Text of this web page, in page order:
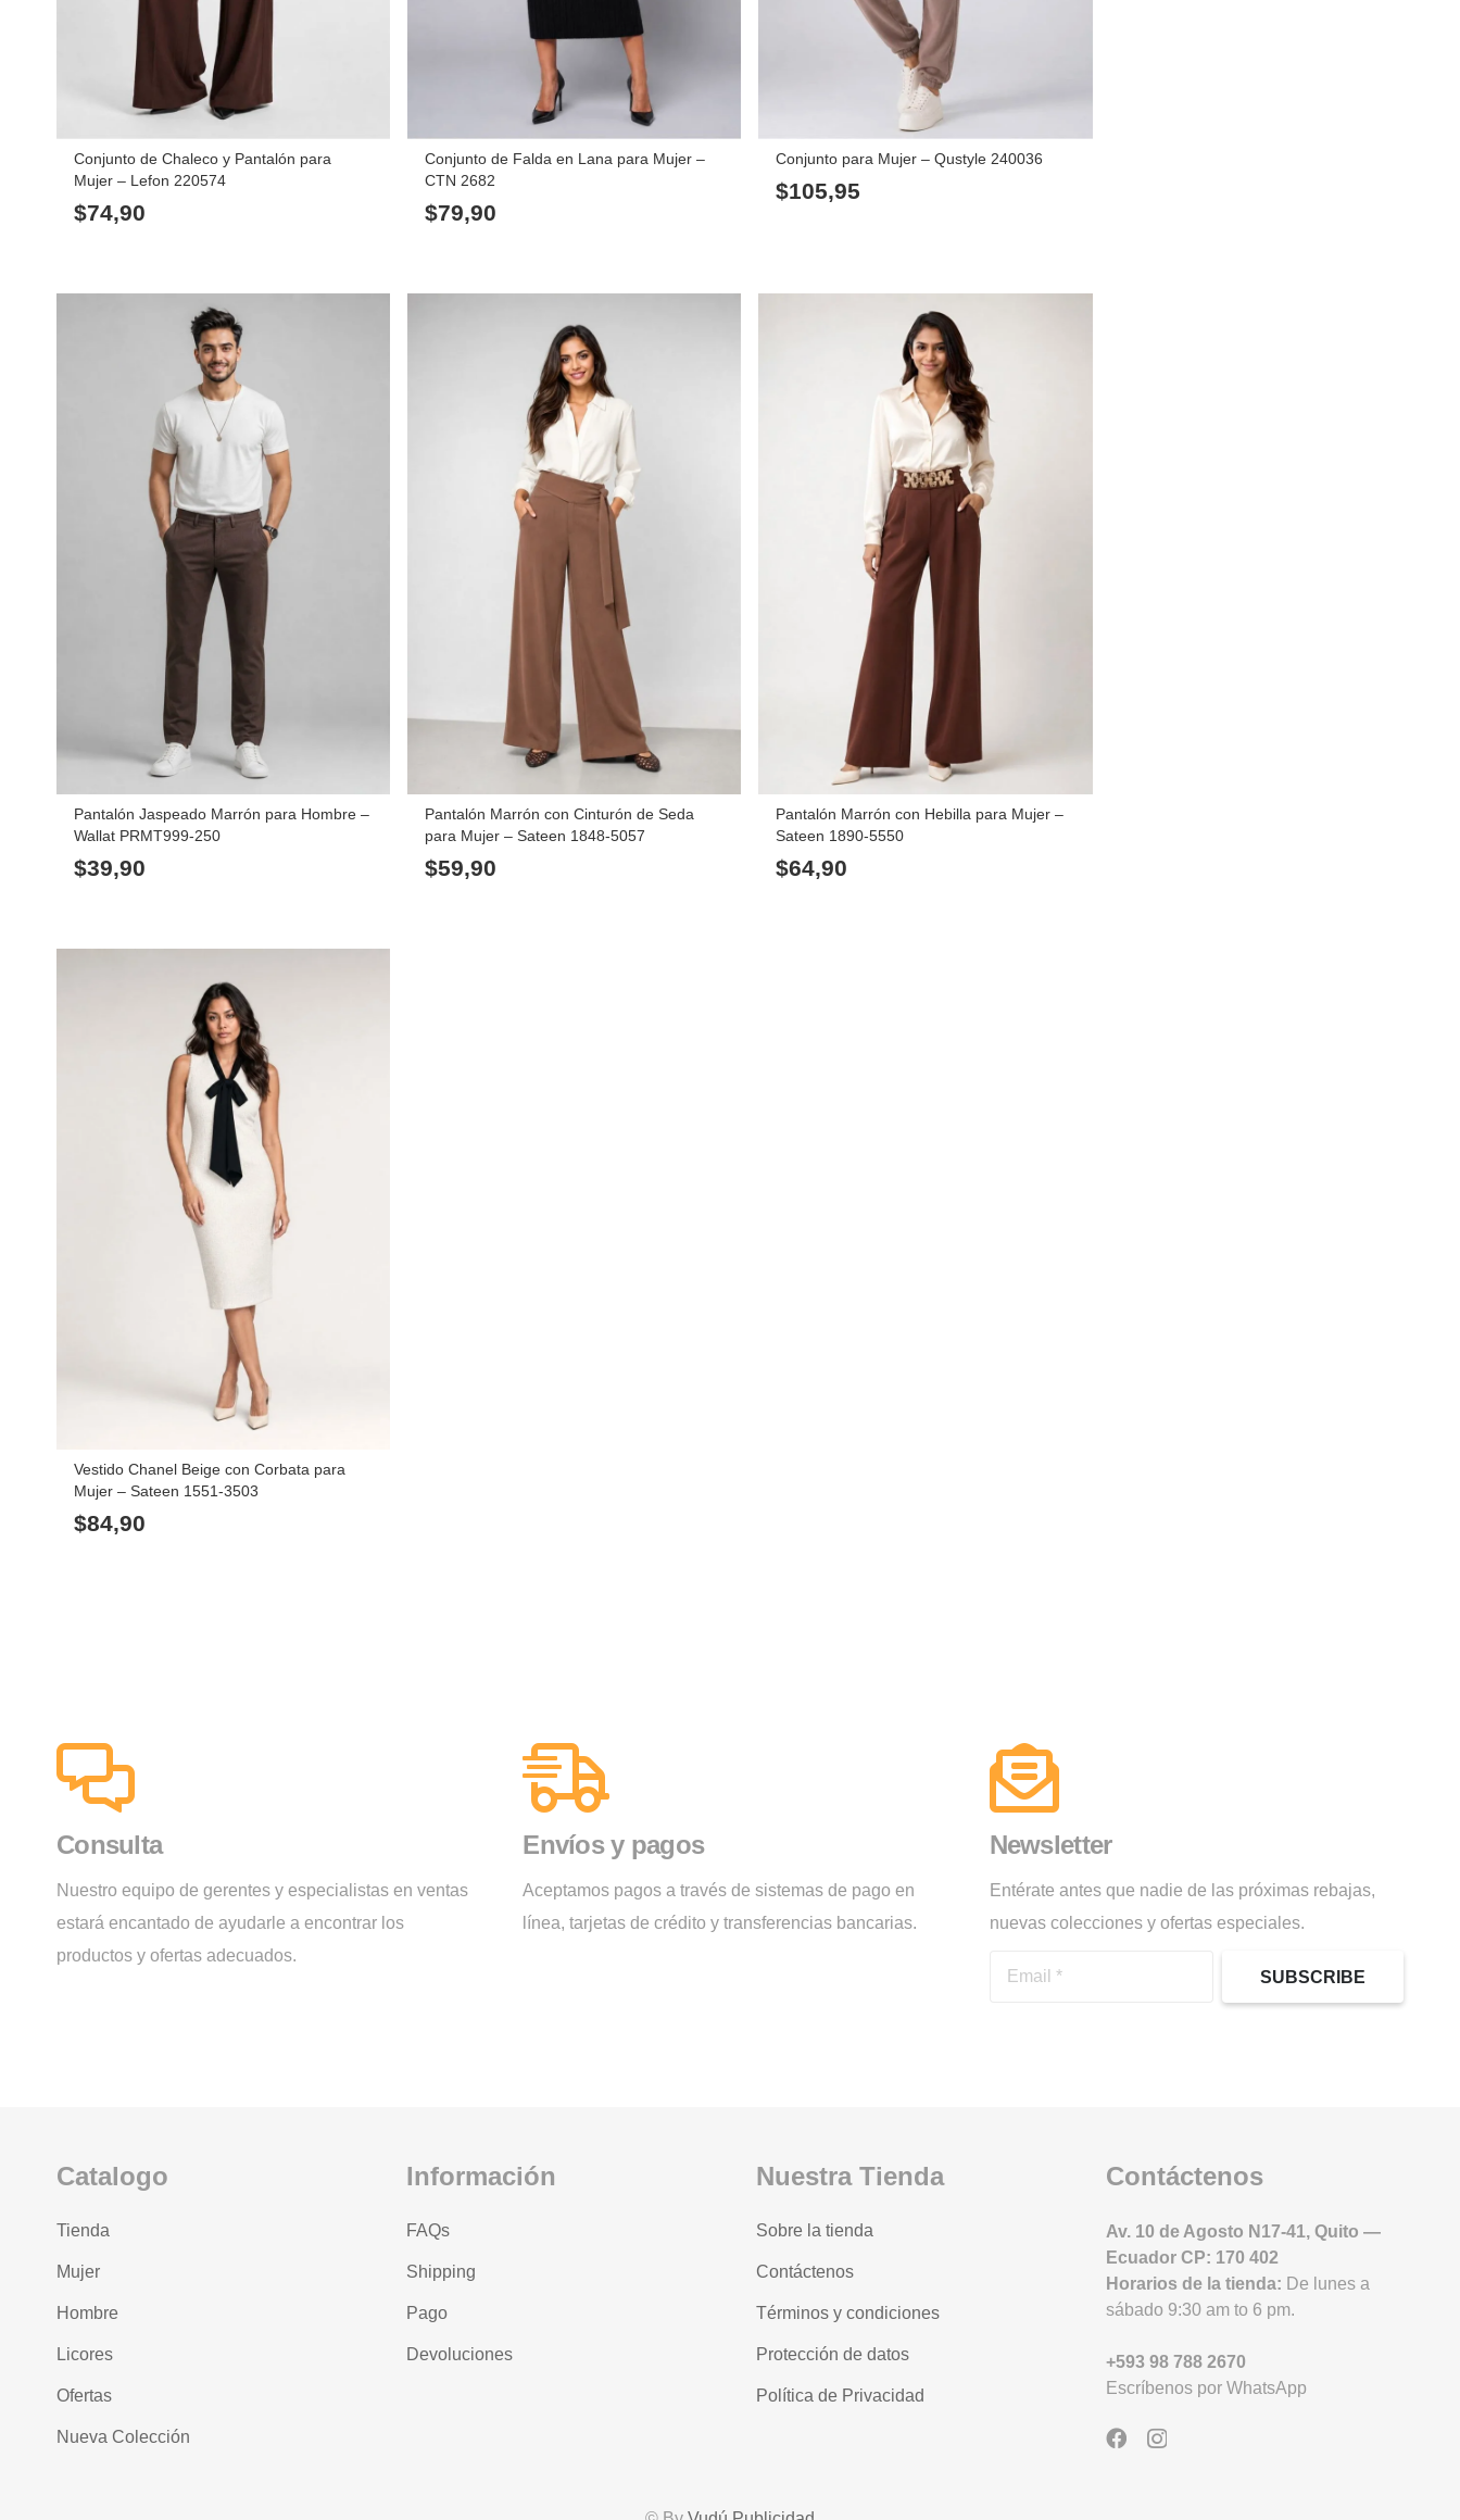
Conjunto de Chaleco y Pantalón para
Mujer – Lefon 220574
$74,90
Conjunto de Falda en Lana para Mujer –
CTN 2682
$79,90
Conjunto para Mujer – Qustyle 240036
$105,95
Pantalón Jaspeado Marrón para Hombre –
Wallat PRMT999-250
$39,90
Pantalón Marrón con Cinturón de Seda
para Mujer – Sateen 1848-5057
$59,90
Pantalón Marrón con Hebilla para Mujer –
Sateen 1890-5550
$64,90
Vestido Chanel Beige con Corbata para
Mujer – Sateen 1551-3503
$84,90
Consulta
Nuestro equipo de gerentes y especialistas en ventas
estará encantado de ayudarle a encontrar los
productos y ofertas adecuados.
Envíos y pagos
Aceptamos pagos a través de sistemas de pago en
línea, tarjetas de crédito y transferencias bancarias.
Newsletter
Entérate antes que nadie de las próximas rebajas,
nuevas colecciones y ofertas especiales.
SUBSCRIBE
Catalogo
Tienda
Mujer
Hombre
Licores
Ofertas
Nueva Colección
Información
FAQs
Shipping
Pago
Devoluciones
Nuestra Tienda
Sobre la tienda
Contáctenos
Términos y condiciones
Protección de datos
Política de Privacidad
Contáctenos
Av. 10 de Agosto N17-41, Quito —
Ecuador CP: 170 402
Horarios de la tienda: De lunes a
sábado 9:30 am to 6 pm.
+593 98 788 2670
Escríbenos por WhatsApp